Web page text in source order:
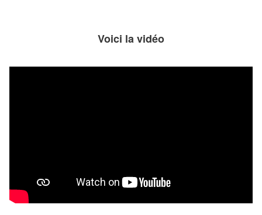
Voici la vidéo